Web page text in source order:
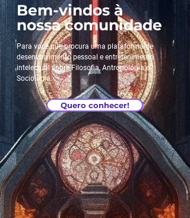
Bem-vindos à
nossa comunidade
Para você que procura uma plataforma de
desenvolvimento pessoal e entretenimento
intelectual sobre Filosofia, Antropologia e
Sociologia.
Quero conhecer!